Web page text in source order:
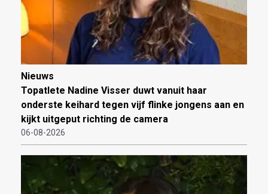
Nieuws
Topatlete Nadine Visser duwt vanuit haar
onderste keihard tegen vijf flinke jongens aan en
kijkt uitgeput richting de camera
06-08-2026